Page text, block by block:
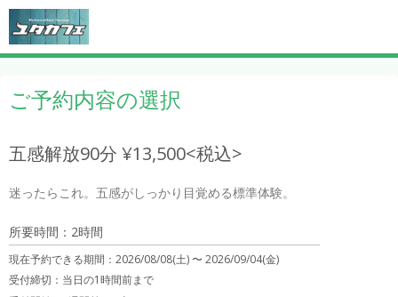
ご予約内容の選択
五感解放90分 ¥13,500<税込>
迷ったらこれ。五感がしっかり目覚める標準体験。
所要時間：2時間
現在予約できる期間： 2026/08/08(土) 〜2026/09/04(金)
受付締切： 当日の1時間前まで